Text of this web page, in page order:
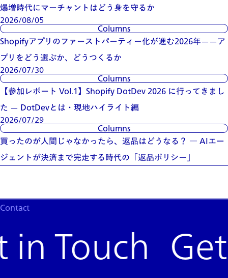
爆増時代にマーチャントはどう身を守るか
2026/08/05
Columns
Shopifyアプリのファーストパーティー化が進む2026年——ア
プリをどう選ぶか、どうつくるか
2026/07/30
Columns
【参加レポート Vol.1】Shopify DotDev 2026 に行ってきまし
た — DotDevとは・現地ハイライト編
2026/07/29
Columns
買ったのが人間じゃなかったら、返品はどうなる？ ― AIエー
ジェントが決済まで完走する時代の「返品ポリシー」
Blogs
Events
Contact